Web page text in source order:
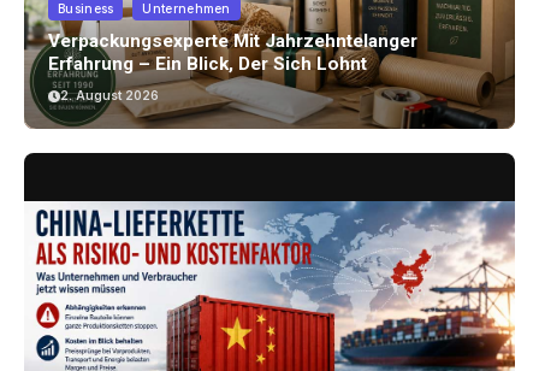
Business Unternehmen
Verpackungsexperte Mit Jahrzehntelanger
Erfahrung – Ein Blick, Der Sich Lohnt
2. August 2026